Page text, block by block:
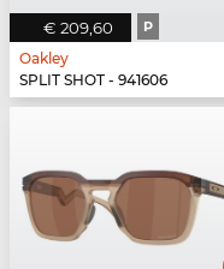
€ 209,60 P
Oakley
SPLIT SHOT - 941606